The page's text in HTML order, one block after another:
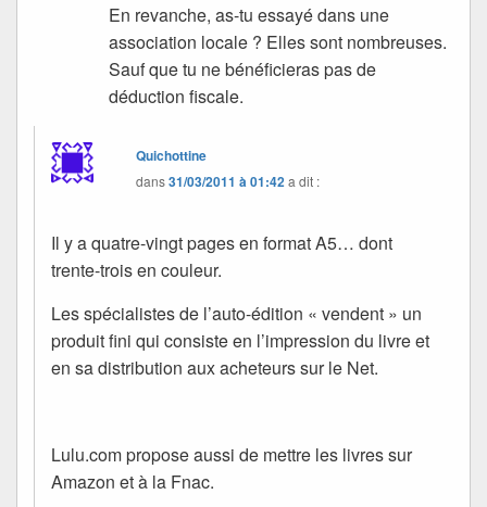
En revanche, as-tu essayé dans une
association locale ? Elles sont nombreuses.
Sauf que tu ne bénéficieras pas de
déduction fiscale.
Quichottine
dans31/03/2011 à 01:42a dit :
Il y a quatre-vingt pages en format A5… dont
trente-trois en couleur.
Les spécialistes de l’auto-édition « vendent » un
produit fini qui consiste en l’impression du livre et
en sa distribution aux acheteurs sur le Net.
Lulu.com propose aussi de mettre les livres sur
Amazon et à la Fnac.